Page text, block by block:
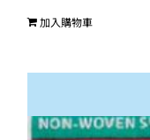
加入購物車